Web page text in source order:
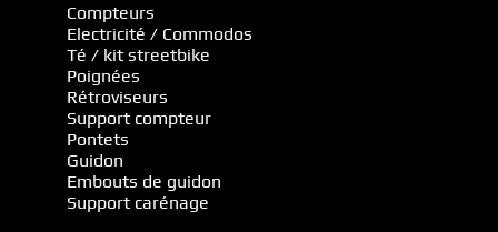
Compteurs
Electricité / Commodos
Té / kit streetbike
Poignées
Rétroviseurs
Support compteur
Pontets
Guidon
Embouts de guidon
Support carénage